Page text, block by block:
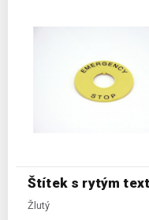
Štítek s rytým
Žlutý